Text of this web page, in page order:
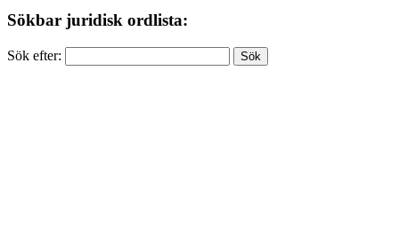
Sökbar juridisk ordlista:
Sök efter: